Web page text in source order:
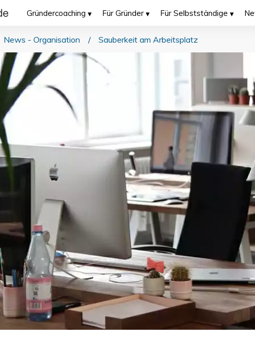
Gründercoaching Für Gründer Für Selbstständige
News - Organisation / Sauberkeit am Arbeitsplatz